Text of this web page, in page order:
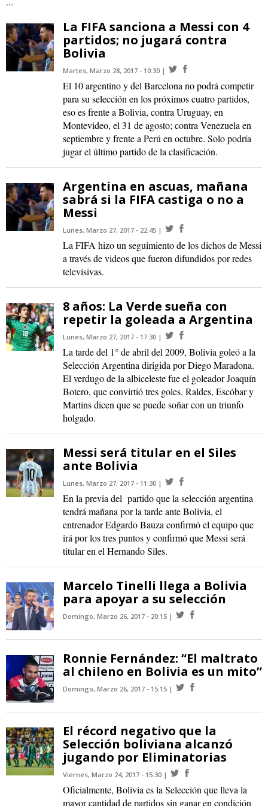
La FIFA sanciona a Messi con 4
partidos; no jugará contra
Bolivia
Martes, Marzo 28, 2017 - 10:30
El 10 argentino y del Barcelona no podrá competir
para su selección en los próximos cuatro partidos,
eso es frente a Bolivia, contra Uruguay, en
Montevideo, el 31 de agosto; contra Venezuela en
septiembre y frente a Perú en octubre. Solo podría
jugar el último partido de la clasificación.
Argentina en ascuas, mañana
sabrá si la FIFA castiga o no a
Messi
Lunes, Marzo 27, 2017 - 22:45
La FIFA hizo un seguimiento de los dichos de Messi
a través de videos que fueron difundidos por redes
televisivas.
8 años: La Verde sueña con
repetir la goleada a Argentina
Lunes, Marzo 27, 2017 - 17:30
La tarde del 1° de abril del 2009, Bolivia goleó a la
Selección Argentina dirigida por Diego Maradona.
El verdugo de la albiceleste fue el goleador Joaquín
Botero, que convirtió tres goles. Raldes, Escóbar y
Martins dicen que se puede soñar con un triunfo
holgado.
Messi será titular en el Siles
ante Bolivia
Lunes, Marzo 27, 2017 - 11:30
En la previa del partido que la selección argentina
tendrá mañana por la tarde ante Bolivia, el
entrenador Edgardo Bauza confirmó el equipo que
irá por los tres puntos y confirmó que Messi será
titular en el Hernando Siles.
Marcelo Tinelli llega a Bolivia
para apoyar a su selección
Domingo, Marzo 26, 2017 - 20:15
Ronnie Fernández: “El maltrato
al chileno en Bolivia es un mito”
Domingo, Marzo 26, 2017 - 15:15
El récord negativo que la
Selección boliviana alcanzó
jugando por Eliminatorias
Viernes, Marzo 24, 2017 - 15:30
Oficialmente, Bolivia es la Selección que lleva la
mayor cantidad de partidos sin ganar en condición